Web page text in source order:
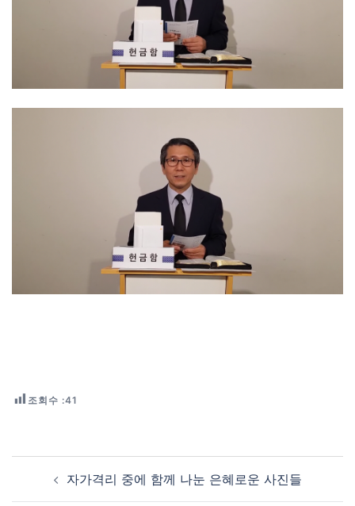
조회수 :41
Post navigation
자가격리 중에 함께 나눈 은혜로운 사진들